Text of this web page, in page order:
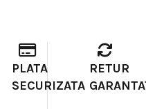
PLATA
SECURIZATA
RETUR